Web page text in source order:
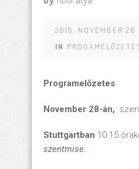
2018. NOVEMBER 26
IN
Programelőzetes
November 28-án,
Stuttgartban 10.15
szentmise.